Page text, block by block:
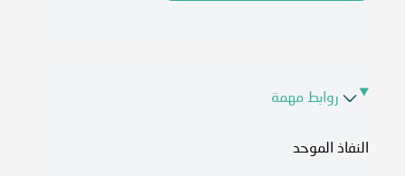
روابط مهمة
النفاذ الموحد